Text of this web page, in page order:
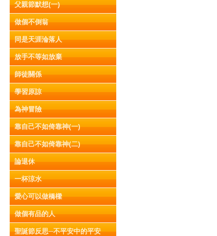
父親節默想(一)
做個不倒翁
同是天涯淪落人
放手不等如放棄
師徒關係
學習原諒
為神冒險
靠自己不如倚靠神(一)
靠自己不如倚靠神(二)
論退休
一杯涼水
愛心可以做橋樑
做個有品的人
聖誕節反思─不平安中的平安